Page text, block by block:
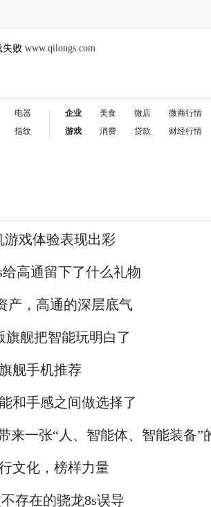
失败 www.qilongs.com
电器
指纹
企业
游戏
美食
消费
微店
贷款
微商行情
财经行情
游戏体验表现出彩
高通留下了什么礼物
产，高通的深层底气
舰把智能玩明白了
舰手机推荐
和手感之间做选择了
来一张“人、智能体、智能装备”
文化，榜样力量
存在的骁龙8s误导